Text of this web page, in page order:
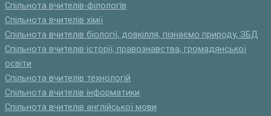
Спільнота вчителів-філологів
Спільнота вчителів хімії
Спільнота вчителів біології, довкілля, пізнаємо природу, ЗБД
Спільнота вчителів історії, правознавства, громадянської
освіти
Спільнота вчителів технологій
Спільнота вчителів інформатики
Спільнота вчителів англійської мови